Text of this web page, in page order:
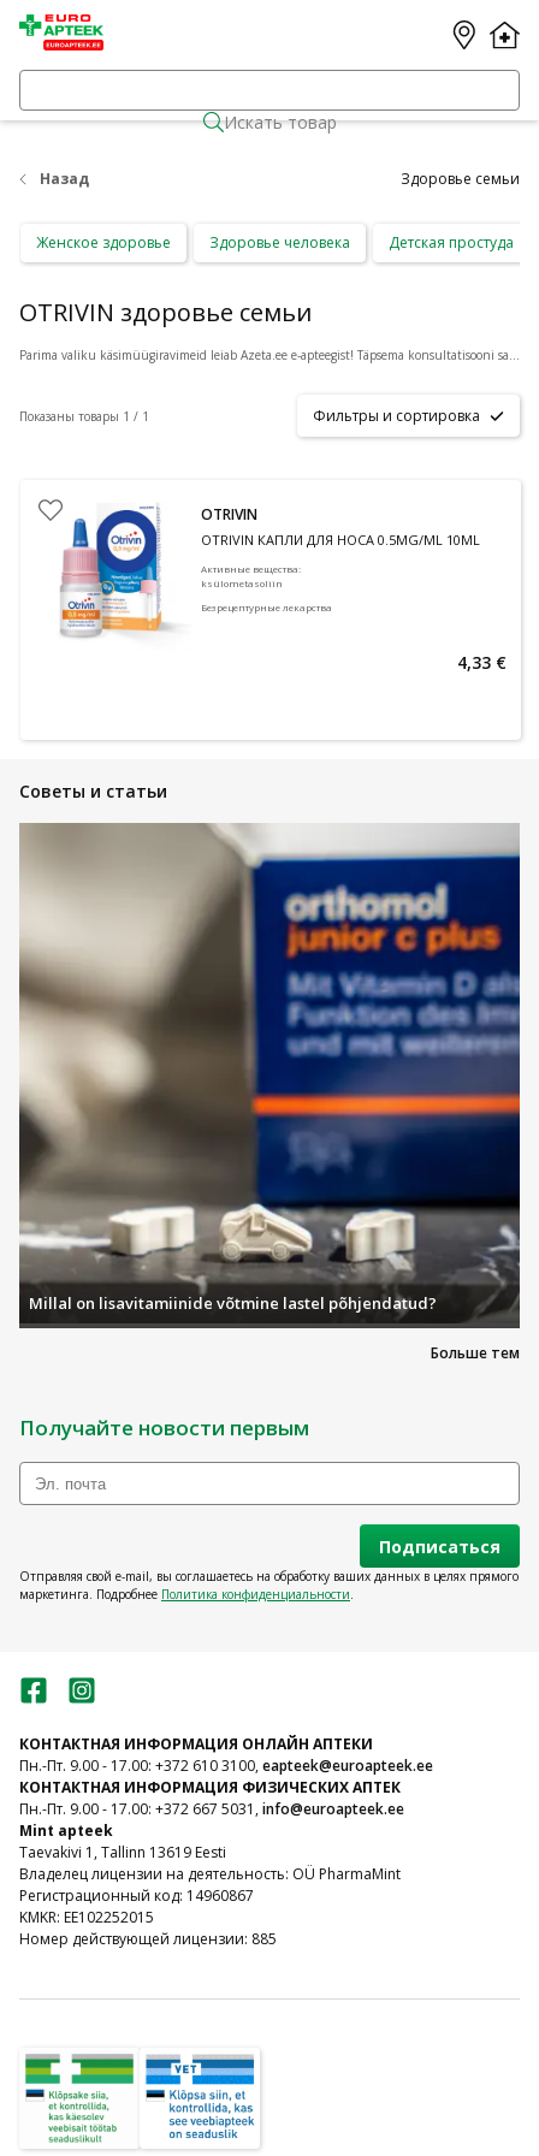
Искать товар
Назад Здоровье семьи
Женское здоровье Здоровье человека Детская простуда
OTRIVIN здоровье семьи
Parima valiku käsimüügiravimeid leiab Azeta.ee e-apteegist! Täpsema konsultatisooni saamiseks vajuta toote all olevale nupule
Показаны товары 1 / 1 Фильтры и сортировка
OTRIVIN
OTRIVIN КАПЛИ ДЛЯ НОСА 0.5MG/ML 10ML
Активные вещества:
ksülometasoliin
Безрецептурные лекарства
4,33 €
Советы и статьи
Больше тем
Millal on lisavitamiinide võtmine lastel põhjendatud?
Получайте новости первым
Подписаться
Отправляя свой e-mail, вы соглашаетесь на обработку ваших данных в целях прямого
маркетинга. Подробнее Политика конфиденциальности.
КОНТАКТНАЯ ИНФОРМАЦИЯ ОНЛАЙН АПТЕКИ
Пн.-Пт. 9.00 - 17.00: +372 610 3100,eapteek@euroapteek.ee
КОНТАКТНАЯ ИНФОРМАЦИЯ ФИЗИЧЕСКИХ АПТЕК
Пн.-Пт. 9.00 - 17.00: +372 667 5031,info@euroapteek.ee
Mint apteek
Taevakivi 1, Tallinn 13619 Eesti
Владелец лицензии на деятельность: OÜ PharmaMint
Регистрационный код: 14960867
KMKR: EE102252015
Номер действующей лицензии: 885